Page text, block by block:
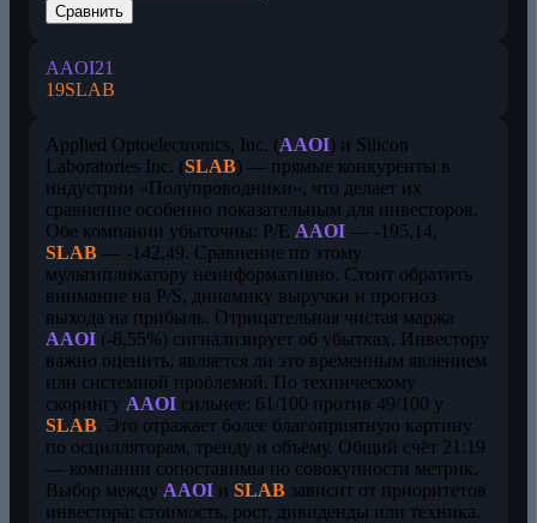
Сравнить
AAOI21
19SLAB
Applied Optoelectronics, Inc. (AAOI) и Silicon
Laboratories Inc. (SLAB) — прямые конкуренты в
индустрии «Полупроводники», что делает их
сравнение особенно показательным для инвесторов.
Обе компании убыточны: P/E AAOI — -195,14,
SLAB — -142,49. Сравнение по этому
мультипликатору неинформативно. Стоит обратить
внимание на P/S, динамику выручки и прогноз
выхода на прибыль. Отрицательная чистая маржа
AAOI (-8,55%) сигнализирует об убытках. Инвестору
важно оценить, является ли это временным явлением
или системной проблемой. По техническому
скорингу AAOI сильнее: 61/100 против 49/100 у
SLAB. Это отражает более благоприятную картину
по осцилляторам, тренду и объёму. Общий счёт 21:19
— компании сопоставимы по совокупности метрик.
Выбор между AAOI и SLAB зависит от приоритетов
инвестора: стоимость, рост, дивиденды или техника.